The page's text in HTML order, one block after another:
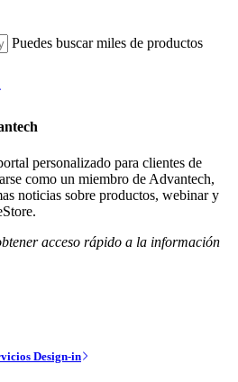
Puedes buscar miles de productos
personalizado para clientes de
como un miembro de Advantech,
noticias sobre productos, webinar y
acceso rápido a la información
Design-in